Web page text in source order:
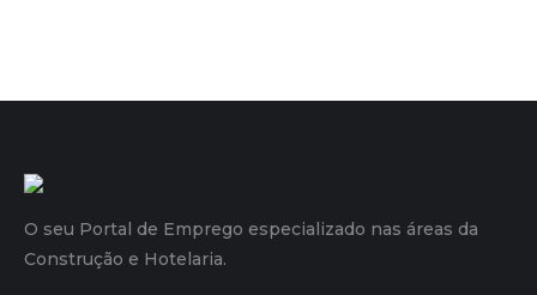
O seu Portal de Emprego especializado nas áreas da
Construção e Hotelaria.